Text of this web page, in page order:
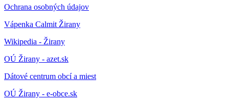
Ochrana osobných údajov
Vápenka Calmit Žirany
Wikipedia - Žirany
OÚ Žirany - azet.sk
Dátové centrum obcí a miest
OÚ Žirany - e-obce.sk